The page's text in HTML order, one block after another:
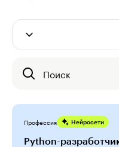
Поиск
Профессия Нейросети
Python-